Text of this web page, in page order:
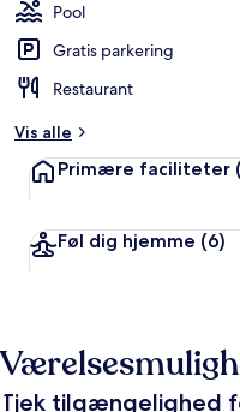
Pool
Gratis parkering
Restaurant
Vis alle
Primære faciliteter
Føl dig hjemme (6)
Tjek tilgængelighed